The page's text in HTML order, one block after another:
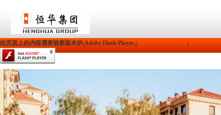
此页面上的内容需要较新版本的 Adobe Flash Player。